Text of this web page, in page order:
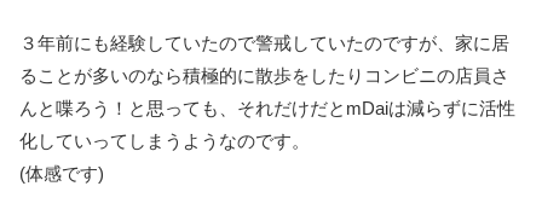
３年前にも経験していたので警戒していたのですが、家に居
ることが多いのなら積極的に散歩をしたりコンビニの店員さ
んと喋ろう！と思っても、それだけだとmDaiは減らずに活性
化していってしまうようなのです。
(体感です)